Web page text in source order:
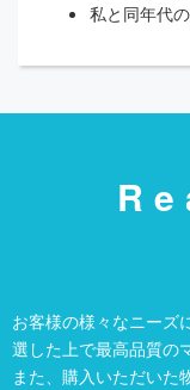
私と同年代
お客様の様々なニーズ
選した上で最高品質の
また、購入いただいた